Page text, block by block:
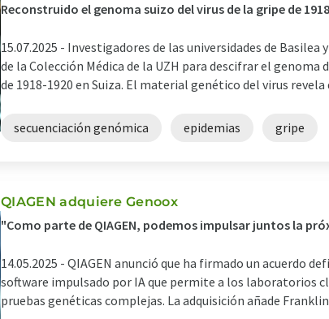
Reconstruido el genoma suizo del virus de la gripe de 1918
15.07.2025 - Investigadores de las universidades de
de la Colección Médica de la UZH para descifrar el
de 1918-1920 en Suiza. El material genético del virus
secuenciación genómica epidemias gripe
QIAGEN adquiere Genoox
"Como parte de QIAGEN, podemos impulsar juntos la
14.05.2025 - QIAGEN anunció que ha firmado un acuerdo
software impulsado por IA que permite a los laboratorios
pruebas genéticas complejas. La adquisición añade